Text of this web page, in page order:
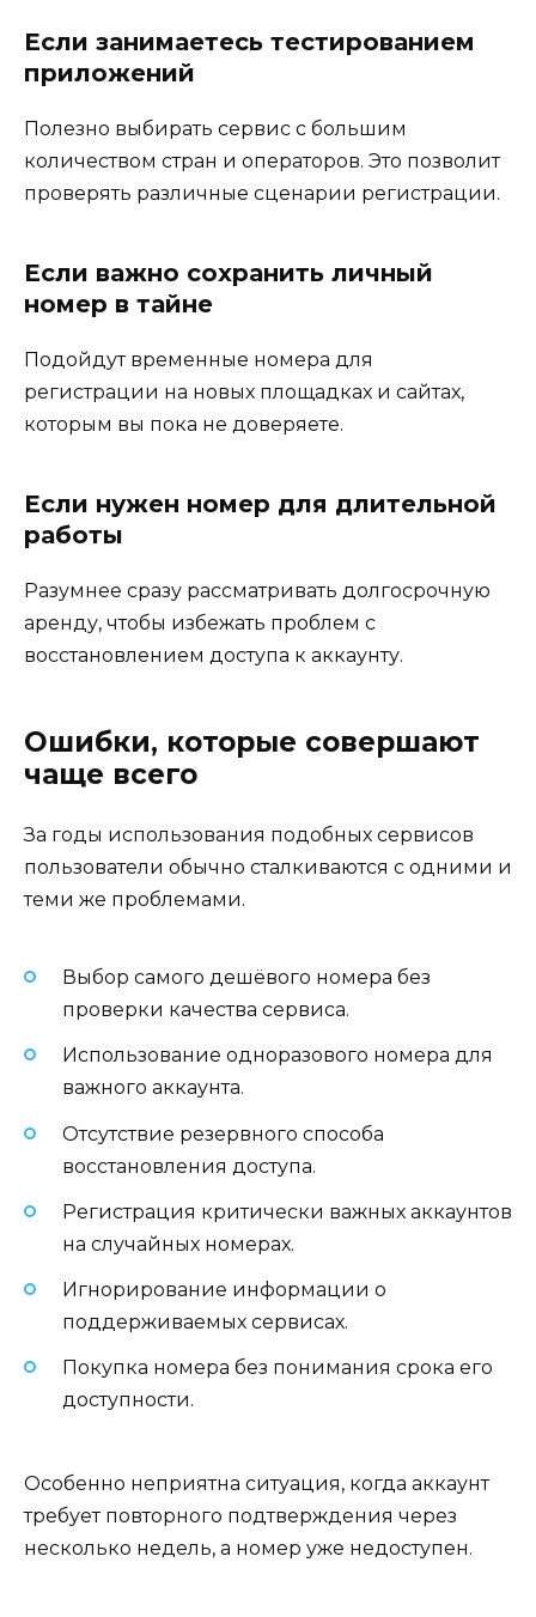
Если занимаетесь тестированием
приложений
Полезно выбирать сервис с большим
количеством стран и операторов. Это позволит
проверять различные сценарии регистрации.
Если важно сохранить личный
номер в тайне
Подойдут временные номера для
регистрации на новых площадках и сайтах,
которым вы пока не доверяете.
Если нужен номер для длительной
работы
Разумнее сразу рассматривать долгосрочную
аренду, чтобы избежать проблем с
восстановлением доступа к аккаунту.
Ошибки, которые совершают
чаще всего
За годы использования подобных сервисов
пользователи обычно сталкиваются с одними и
теми же проблемами.
Выбор самого дешёвого номера без
проверки качества сервиса.
Использование одноразового номера для
важного аккаунта.
Отсутствие резервного способа
восстановления доступа.
Регистрация критически важных аккаунтов
на случайных номерах.
Игнорирование информации о
поддерживаемых сервисах.
Покупка номера без понимания срока его
доступности.
Особенно неприятна ситуация, когда аккаунт
требует повторного подтверждения через
несколько недель, а номер уже недоступен.